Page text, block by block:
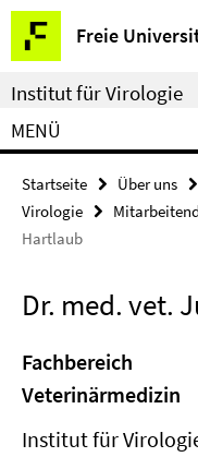
Springe
direkt
zu
Inhalt
Freie
Service-
Navigation
Institut für Virologie
MENÜ
Startseite Über uns
Virologie
Hartlaub
Dr. med. vet.
Fachbereich
Veterinärmedizin
Institut für